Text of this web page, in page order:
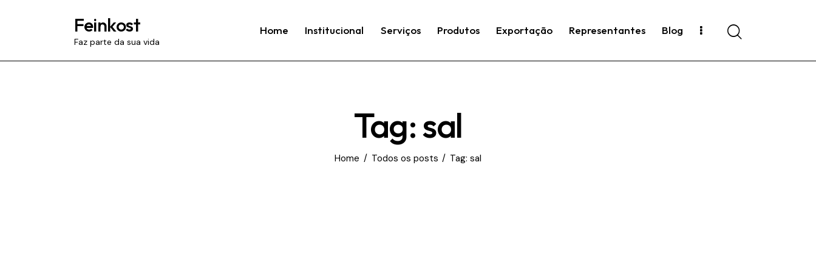
Feinkost
Faz parte da sua vida
Home Institucional Serviços Produtos Exportação Representantes Blog Search
Tag: sal
Home Todos os posts Tag: sal